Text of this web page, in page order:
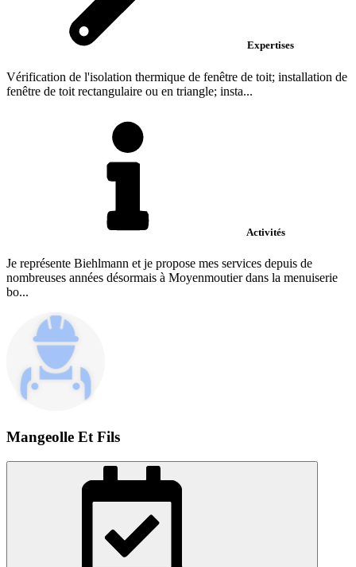
Expertises
Vérification de l'isolation thermique de fenêtre de toit; installation de
fenêtre de toit rectangulaire ou en triangle; insta...
Activités
Je représente Biehlmann et je propose mes services depuis de
nombreuses années désormais à Moyenmoutier dans la menuiserie
bo...
Mangeolle Et Fils